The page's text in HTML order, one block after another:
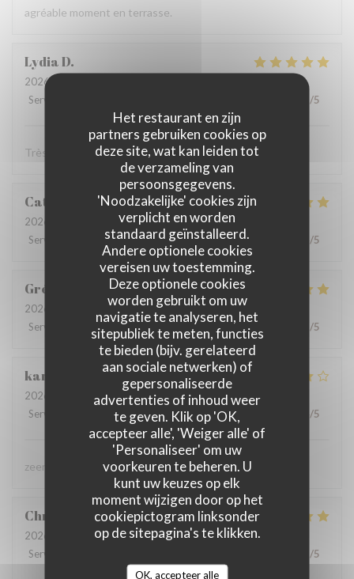
Het restaurant en zijn
partners gebruiken cookies op
deze site, wat kan leiden tot
de verzameling van
persoonsgegevens.
'Noodzakelijke' cookies zijn
verplicht en worden
standaard geïnstalleerd.
Andere optionele cookies
vereisen uw toestemming.
Deze optionele cookies
worden gebruikt om uw
navigatie te analyseren, het
sitepubliek te meten, functies
te bieden (bijv. gerelateerd
aan sociale netwerken) of
gepersonaliseerde
advertenties of inhoud weer
te geven. Klik op 'OK,
accepteer alle', 'Weiger alle' of
'Personaliseer' om uw
voorkeuren te beheren. U
kunt uw keuzes op elk
moment wijzigen door op het
cookiepictogram linksonder
op de sitepagina's te klikken.
OK, accepteer alle
agréable moment en terrasse.
LydiaD
2026-08-06
Service
/5
Très bonne cuisine ! Très bon accueil !
Catherine D
2026-08-02
- 19:30 - Gasten 4
Service
Atmosfeer: 5/5 Keuken:5/5 Kwaliteit / Prijs /5
Grégory
2026-08-02
- 12:30 - Gasten 2
Service
Atmosfeer: 5 /5 Keuken /5 Kwaliteit / Prijs /5
karolien
2026-07-31
- 19:45 - Gasten 4
Service
Atmosfeer:4/5 Keuken: 4 /5 Kwaliteit / Prijs /5
zeer lekker gegeten, zeer vriendelijke bediening
Christine
2026-08-02
- 19:15 - Gasten 2
Service
/5